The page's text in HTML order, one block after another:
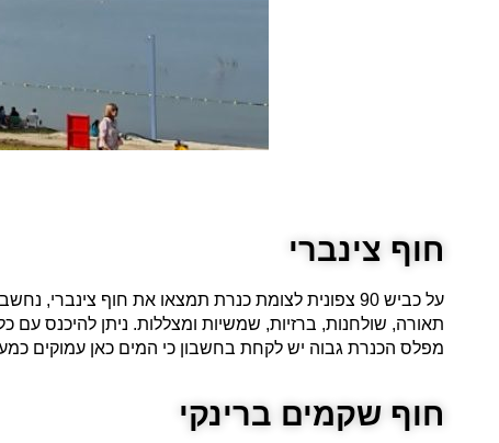
חוף צינברי
על כביש 90 צפונית לצומת כנרת תמצאו את חוף
תאורה, שולחנות, ברזיות, שמשיות ומצללות. ניתן להיכנס עם
מפלס הכנרת גבוה יש לקחת בחשבון כי המים כאן עמוקים
חוף שקמים ברינקי